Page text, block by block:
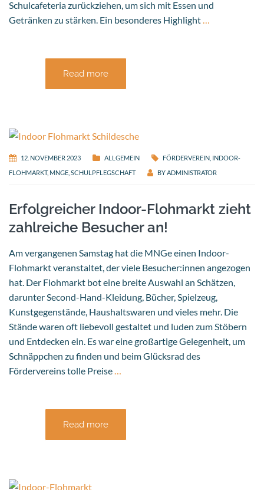
Schulcafeteria zurückziehen, um sich mit Essen und
Getränken zu stärken. Ein besonderes Highlight
Read more
12. NOVEMBER 2023 ALLGEMEIN FÖRDERVEREIN INDOOR-
FLOHMARKT, MNGE SCHULPFLEGSCHAFT BYADMINISTRATOR
Erfolgreicher Indoor-Flohmarkt zieht
zahlreiche Besucher an!
Am vergangenen Samstag hat die MNGe einen Indoor-
Flohmarkt veranstaltet, der viele Besucher:innen angezogen
hat. Der Flohmarkt bot eine breite Auswahl an Schätzen,
darunter Second-Hand-Kleidung, Bücher, Spielzeug,
Kunstgegenstände, Haushaltswaren und vieles mehr. Die
Stände waren oft liebevoll gestaltet und luden zum Stöbern
und Entdecken ein. Es war eine großartige Gelegenheit, um
Schnäppchen zu finden und beim Glücksrad des
Fördervereins tolle Preise…
Read more